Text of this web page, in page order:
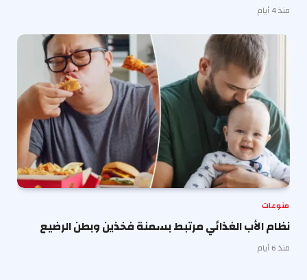
منذ 4 أيام
منوعات
نظام الأب الغذائي مرتبط بسمنة فخذين وبطن الرضيع
منذ 6 أيام